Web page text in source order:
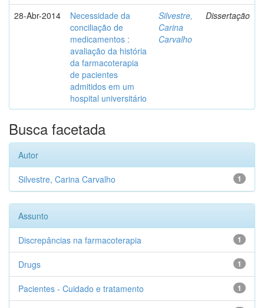
28-Abr-2014
Necessidade da
conciliação de
medicamentos :
avaliação da história
da farmacoterapia
de pacientes
admitidos em um
hospital universitário
Silvestre,
Carina
Carvalho
Dissertação
Busca facetada
Autor
1
Silvestre, Carina Carvalho
Assunto
1
Discrepâncias na farmacoterapia
1
Drugs
1
Pacientes - Cuidado e tratamento